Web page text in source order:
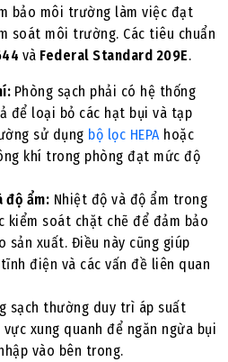
bảo môi trường làm việc đạt
soát môi trường. Các tiêu chuẩn
và Federal Standard 209E.
Phòng sạch phải có hệ thống
để loại bỏ các hạt bụi và tạp
sử dụng bộ lọc HEPA hoặc
khí trong phòng đạt mức độ
độ ẩm: Nhiệt độ và độ ẩm trong
kiểm soát chặt chẽ để đảm bảo
sản xuất. Điều này cũng giúp
điện và các vấn đề liên quan
sạch thường duy trì áp suất
xung quanh để ngăn ngừa bụi
vào bên trong.